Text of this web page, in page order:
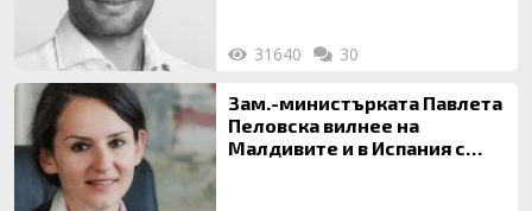
31640 30
Зам.-министърката Павлета
Пеловска вилнее на
Малдивите и в Испания с